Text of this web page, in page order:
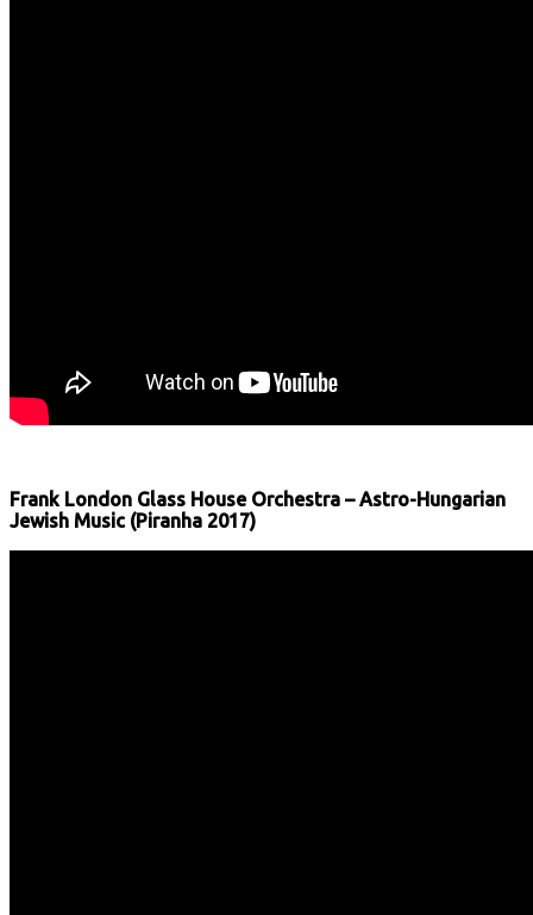
Frank London Glass House Orchestra – Astro-Hungarian
Jewish Music (Piranha 2017)